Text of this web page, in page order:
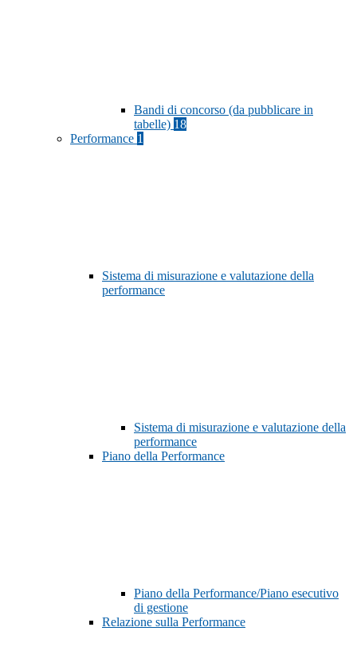
Bandi di concorso (da pubblicare in
tabelle) 18
Performance 1
Sistema di misurazione e valutazione della
performance
Sistema di misurazione e valutazione della
performance
Piano della Performance
Piano della Performance/Piano esecutivo
di gestione
Relazione sulla Performance